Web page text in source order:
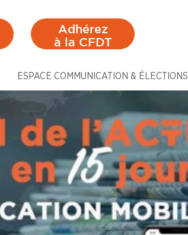
Adhérez
à la CFDT
ESPACE COMMUNICATION & ÉLECTIONS